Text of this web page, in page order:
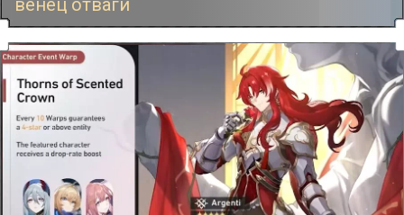
венец отваги